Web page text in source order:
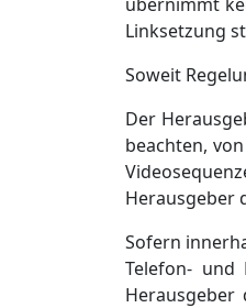
Linksetzung
Soweit
Der
beachten,
Herausgeber
Sofern
Telefon- und